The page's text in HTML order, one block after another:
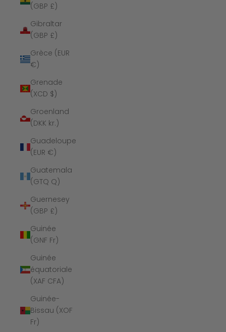
(GBP £)
Gibraltar
(GBP £)
Grèce (EUR
€)
Grenade
(XCD $)
Groenland
(DKK kr.)
Guadeloupe
(EUR €)
Guatemala
(GTQ Q)
Guernesey
(GBP £)
Guinée
(GNF Fr)
Guinée
équatoriale
(XAF CFA)
Guinée-
Bissau (XOF
Fr)